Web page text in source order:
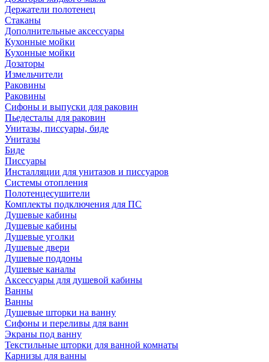
Держатели полотенец
Стаканы
Дополнительные аксессуары
Кухонные мойки
Кухонные мойки
Дозаторы
Измельчители
Раковины
Раковины
Сифоны и выпуски для раковин
Пьедесталы для раковин
Унитазы, писсуары, биде
Унитазы
Биде
Писсуары
Инсталляции для унитазов и писсуаров
Системы отопления
Полотенцесушители
Комплекты подключения для ПС
Душевые кабины
Душевые кабины
Душевые уголки
Душевые двери
Душевые поддоны
Душевые каналы
Аксессуары для душевой кабины
Ванны
Ванны
Душевые шторки на ванну
Сифоны и переливы для ванн
Экраны под ванну
Текстильные шторки для ванной комнаты
Карнизы для ванны